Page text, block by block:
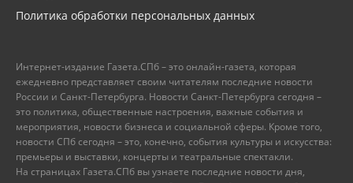
Политика обработки персональных данных
Интернет-издание Газета.СПб – это онлайн-газета, которая
ежедневно представляет своим читателям последние новости
России и Санкт-Петербурга. Новости Санкт-Петербурга сегодня –
это политика, общественные настроения, важные события и
мероприятия, новости бизнеса и социальной сферы. Кроме того,
новости СПб сегодня – это, конечно, события культуры и искусства:
премьеры и выставки, концерты и театральные спектакли.
На страницах Газета.СПб вы узнаете последние новости дня,